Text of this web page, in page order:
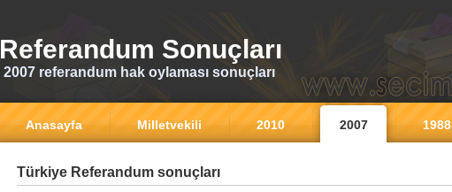
Referandum Sonuçları
2007 referandum hak oylaması sonuçları
Anasayfa Milletvekili 2010 2007 1988
Türkiye Referandum sonuçları